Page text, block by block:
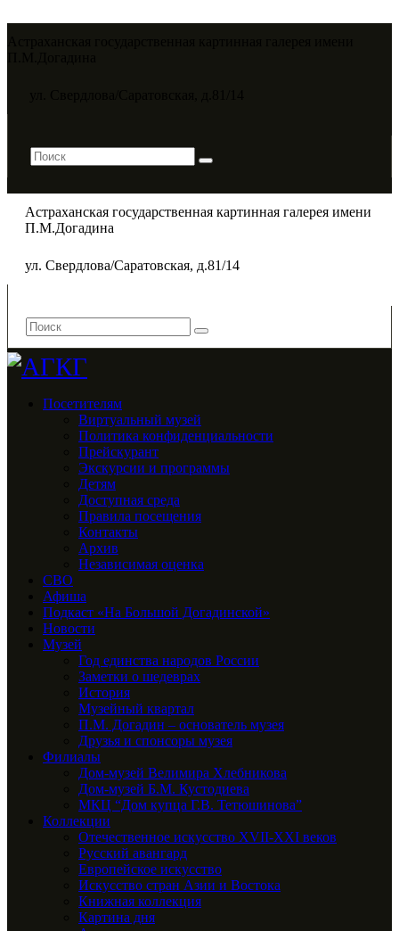
Астраханская государственная картинная галерея имени
П.М.Догадина​
ул. Свердлова/Саратовская, д.81/14
Посетителям
Виртуальный музей
Политика конфиденциальности
Прейскурант
Экскурсии и программы
Детям
Доступная среда
Правила посещения
Контакты
Архив
Независимая оценка
СВО
Афиша
Подкаст «На Большой Догадинской»
Новости
Музей
Год единства народов России
Заметки о шедеврах
История
Музейный квартал
П.М. Догадин – основатель музея
Друзья и спонсоры музея
Филиалы
Дом-музей Велимира Хлебникова
Дом-музей Б.М. Кустодиева
МКЦ “Дом купца Г.В. Тетюшинова”
Коллекции
Отечественное искусство XVII-XXI веков
Русский авангард
Европейское искусство
Искусство стран Азии и Востока
Книжная коллекция
Картина дня